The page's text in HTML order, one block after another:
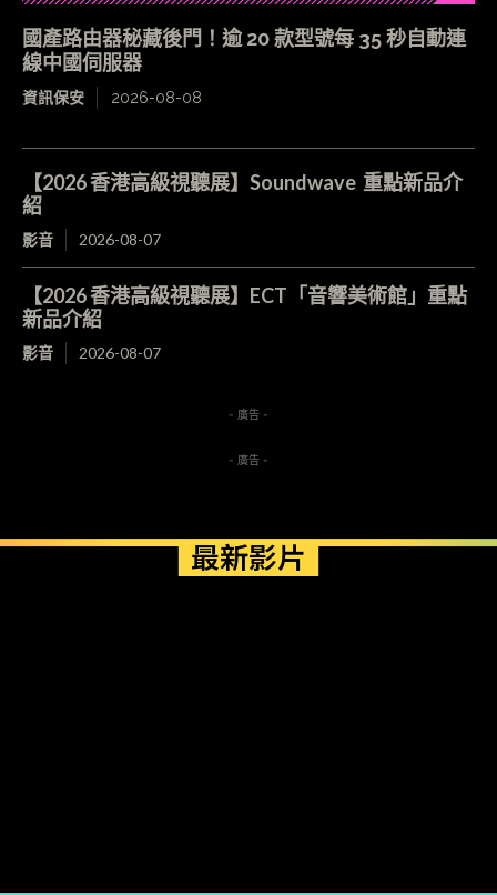
國產路由器秘藏後門！逾 20 款型號每 35 秒自動連
線中國伺服器
資訊保安 2026-08-08
【2026 香港高級視聽展】Soundwave 重點新品介
紹
影音 2026-08-07
【2026 香港高級視聽展】ECT「音響美術館」重點
新品介紹
影音 2026-08-07
- 廣告 -
- 廣告 -
最新影片